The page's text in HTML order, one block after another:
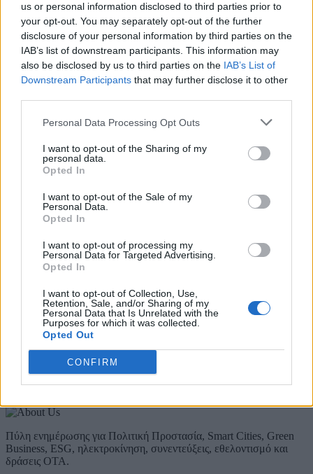
us or personal information disclosed to third parties prior to
your opt-out. You may separately opt-out of the further
disclosure of your personal information by third parties on the
IAB’s list of downstream participants. This information may
also be disclosed by us to third parties on the IAB’s List of
Downstream Participants that may further disclose it to other
Personal Data Processing Opt Outs
I want to opt-out of the Sharing of my
personal data.
Opted In
I want to opt-out of the Sale of my
Personal Data.
Opted In
I want to opt-out of processing my
Personal Data for Targeted Advertising.
Opted In
I want to opt-out of Collection, Use,
Retention, Sale, and/or Sharing of my
Personal Data that Is Unrelated with the
Purposes for which it was collected.
Opted Out
CONFIRM
Δήμος Αθηναίων: 43 σχολικές αυλές γίνονται πιο
πράσινες και πιο δροσερές
5 Αυγούστου 2026
Η FARIA Renewables προχώρησε στην ηλεκτροδότηση
του αιολικού πάρκου Faria Αίολος Λάρυμνα
5 Αυγούστου 2026
ΥΠΕΝ: Διευρύνεται ο κατάλογος των
Προστατευόμενων Τοπίων σε 12
4 Αυγούστου 2026
Newsletter Citygen.gr
Λάβετε όλα τα τελευταία νέα από τον χώρο της Πολιτικής
Προστασίας, του ESG, του Green Business και των ΟΤΑ
Συμφωνώ με την Πολιτική Δεδομένων
About Us
Πύλη ενημέρωσης για Πολιτική Προστασία, Smart Cities, Green
Business, ESG, ηλεκτροκίνηση, συνεντεύξεις, εθελοντισμό και
δράσεις ΟΤΑ.